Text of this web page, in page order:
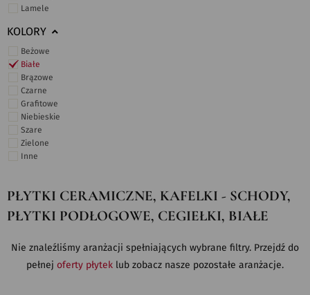
Lamele
KOLORY
Beżowe
Białe
Brązowe
Czarne
Grafitowe
Niebieskie
Szare
Zielone
Inne
PŁYTKI CERAMICZNE, KAFELKI - SCHODY,
PŁYTKI PODŁOGOWE, CEGIEŁKI, BIAŁE
Nie znaleźliśmy aranżacji spełniających wybrane filtry. Przejdź do
pełnej oferty płytek lub zobacz nasze pozostałe aranżacje.